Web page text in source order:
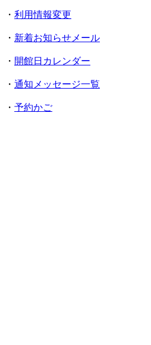
・ 利用情報変更
・ 新着お知らせメール
・ 開館日カレンダー
・ 通知メッセージ一覧
・ 予約かご